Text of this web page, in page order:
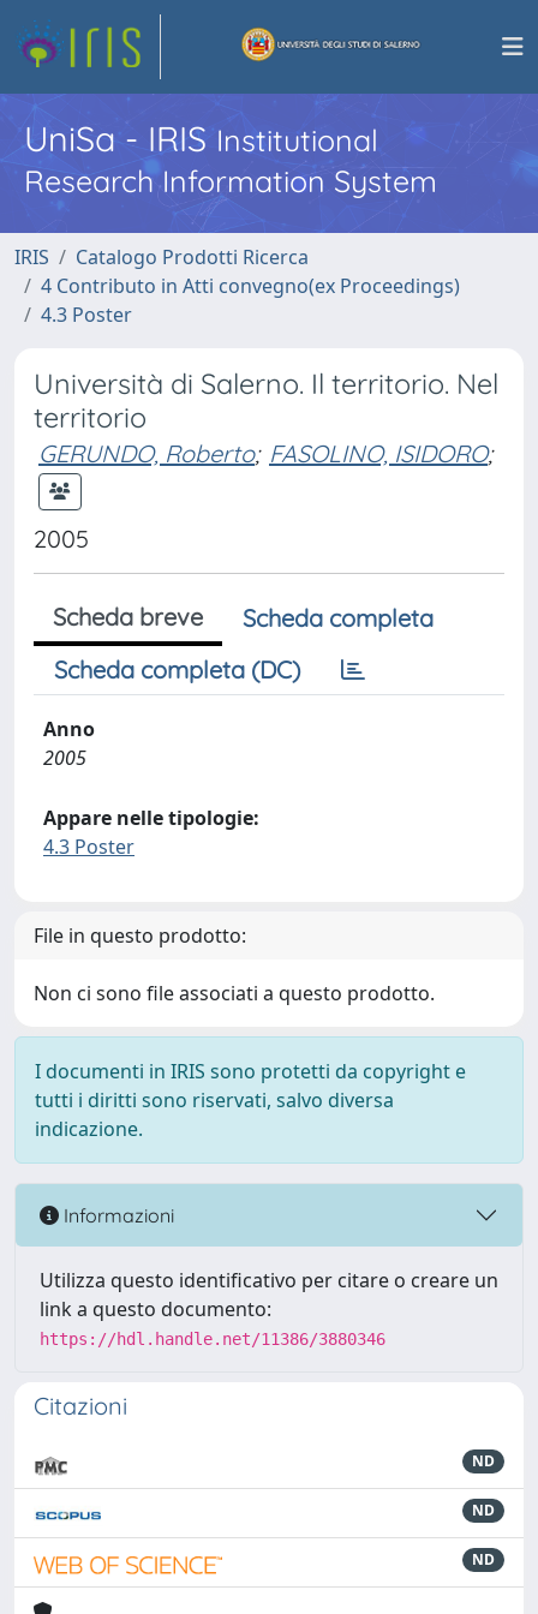
UniSa - IRISInstitutional
Research Information System
IRIS
Catalogo Prodotti Ricerca
4 Contributo in Atti convegno(ex Proceedings)
4.3 Poster
Università di Salerno. Il territorio. Nel
territorio
GERUNDO, Roberto; FASOLINO, ISIDORO;
2005
Scheda breve
Scheda completa
Scheda completa (DC)
Anno
2005
Appare nelle tipologie:
4.3 Poster
File in questo prodotto:
Non ci sono file associati a questo prodotto.
I documenti in IRIS sono protetti da copyright e
tutti i diritti sono riservati, salvo diversa
indicazione.
Informazioni
Utilizza questo identificativo per citare o creare un
link a questo documento:
https://hdl.handle.net/11386/3880346
Citazioni
ND
ND
ND